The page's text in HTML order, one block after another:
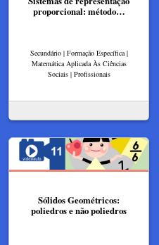
proporcional: método…
Secundário | Formação Específica |
Matemática Aplicada Às Ciências
Sociais | Profissionais
Sólidos Geométricos:
poliedros e não poliedros